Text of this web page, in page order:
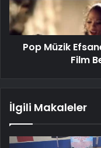
Pop Müzik
Film
İlgili Makaleler